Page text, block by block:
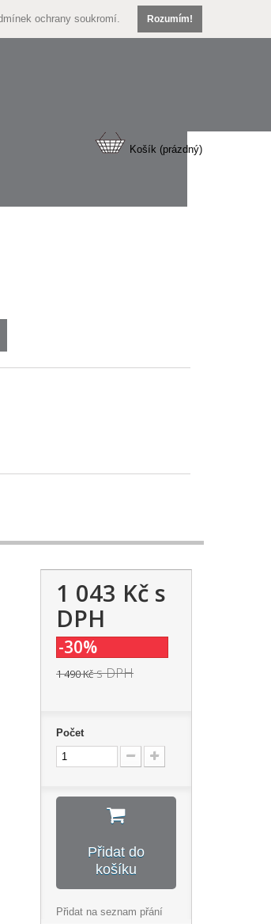
Rozumím!
ochrany soukromí.
Košík (prázdný)
1 043 Kč s
DPH
-30%
1 490 Kčs DPH
Počet
Přidat do
košíku
Přidat na seznam přání